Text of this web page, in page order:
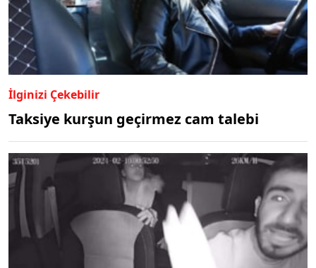
İlginizi Çekebilir
Taksiye kurşun geçirmez cam talebi